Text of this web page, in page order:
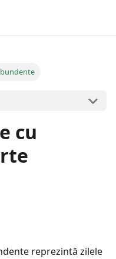
cu
reprezintă zilele